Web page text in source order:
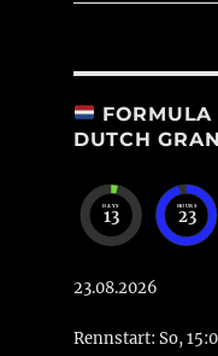
FORMULA
DUTCH
DAYS
13
HOURS
23
23.08.2026
Rennstart: So,